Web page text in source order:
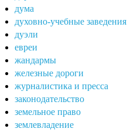
дума
духовно-учебные заведения
дуэли
евреи
жандармы
железные дороги
журналистика и пресса
законодательство
земельное право
землевладение